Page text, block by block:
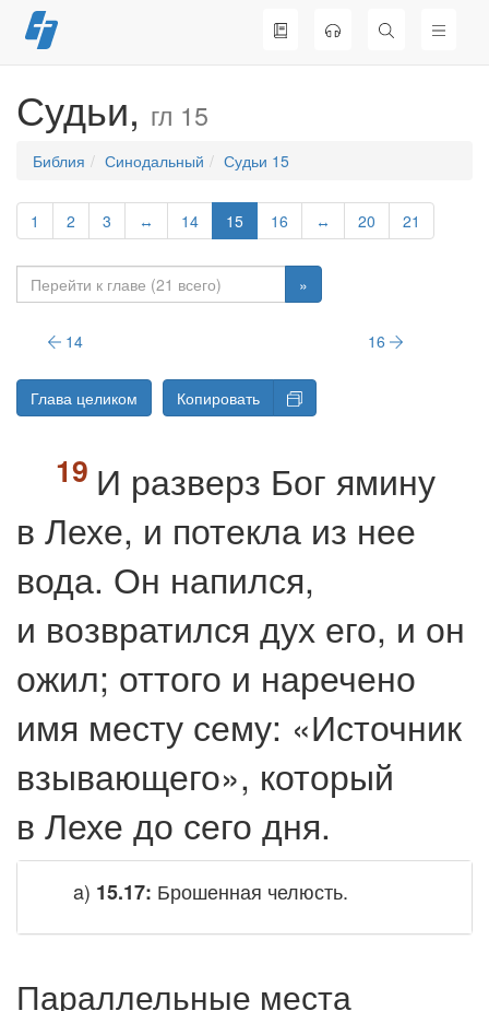
Перейти
к
Судьи, гл 15
Библия Синодальный Судьи 15
1 2 3 ↔ 14 15 16 ↔ 20 21
»
14 16
Глава целиком Копировать
И разверз Бог ямину
в Лехе, и потекла из нее
вода. Он напился,
и возвратился дух его, и он
ожил; оттого и наречено
имя месту сему: «Источник
взывающего», который
в Лехе до сего дня.
a) 15.17: Брошенная челюсть.
Параллельные места